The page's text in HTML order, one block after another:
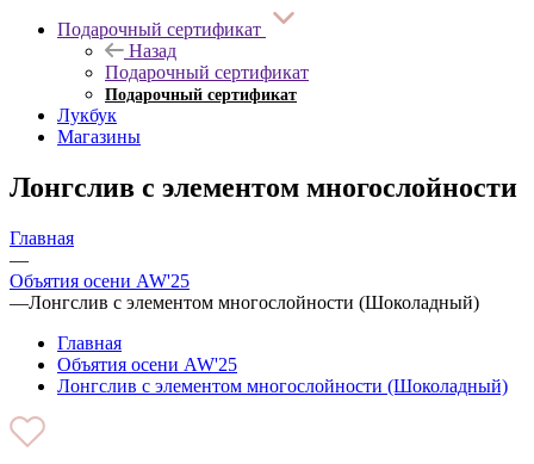
Подарочный сертификат
Назад
Подарочный сертификат
Подарочный сертификат
Лукбук
Магазины
Лонгслив с элементом многослойности
Главная
—
Объятия осени AW'25
—Лонгслив с элементом многослойности (Шоколадный)
Главная
Объятия осени AW'25
Лонгслив с элементом многослойности (Шоколадный)